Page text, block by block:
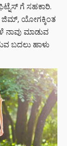
ಗೆ ಸಹಕಾರಿ.
ಜಿಮ್, ಯೋಗಕ್ಕಿಂತ
ನಾವು ಮಾಡುವ
ಬದಲು ಹಾಳು